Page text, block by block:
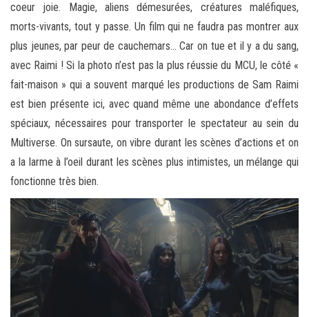
coeur joie. Magie, aliens démesurées, créatures maléfiques,
morts-vivants, tout y passe. Un film qui ne faudra pas montrer aux
plus jeunes, par peur de cauchemars… Car on tue et il y a du sang,
avec Raimi ! Si la photo n’est pas la plus réussie du MCU, le côté «
fait-maison » qui a souvent marqué les productions de Sam Raimi
est bien présente ici, avec quand même une abondance d’effets
spéciaux, nécessaires pour transporter le spectateur au sein du
Multiverse. On sursaute, on vibre durant les scènes d’actions et on
a la larme à l’oeil durant les scènes plus intimistes, un mélange qui
fonctionne très bien.